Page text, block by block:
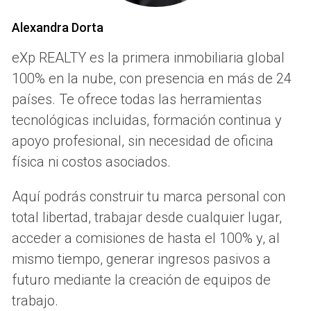
Beneficios de la sostenibilidad
La implementación de prácticas sostenibles en bienes
raíces ofrece una serie de beneficios tangibles que pueden
influir directamente en el crecimiento y la rentabilidad de
una empresa.
Mejoras en eficiencia energética
La eficiencia energética es uno de los aspectos más
destacados de la sostenibilidad. Al adoptar tecnologías
como sistemas de calefacción y refrigeración eficientes,
paneles solares y materiales de construcción eco-
amigables, las propiedades no solo reducen su huella de
carbono, sino que también disminuyen los costos
operativos.
Atractivo para inversores
Alexandra Dorta
eXp REALTY es la primera inmobiliaria global
100% en la nube, con presencia en más de 24
países. Te ofrece todas las herramientas
tecnológicas incluidas, formación continua y
apoyo profesional, sin necesidad de oficina
física ni costos asociados.
Aquí podrás construir tu marca personal con
total libertad, trabajar desde cualquier lugar,
acceder a comisiones de hasta el 100% y, al
mismo tiempo, generar ingresos pasivos a
futuro mediante la creación de equipos de
trabajo.